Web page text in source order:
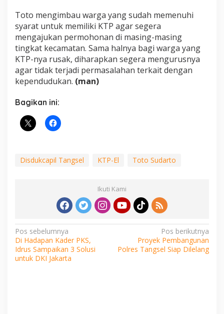
Toto mengimbau warga yang sudah memenuhi
syarat untuk memiliki KTP agar segera
mengajukan permohonan di masing-masing
tingkat kecamatan. Sama halnya bagi warga yang
KTP-nya rusak, diharapkan segera mengurusnya
agar tidak terjadi permasalahan terkait dengan
kependudukan. (man)
Bagikan ini:
Disdukcapil Tangsel KTP-El Toto Sudarto
Ikuti Kami
Navigasi
pos
Pos sebelumnya
Di Hadapan Kader PKS,
Idrus Sampaikan 3 Solusi
untuk DKI Jakarta
Pos berikutnya
Proyek Pembangunan
Polres Tangsel Siap Dilelang